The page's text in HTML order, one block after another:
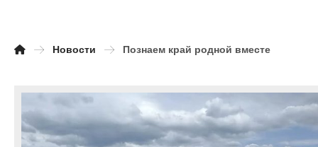
Новости Познаем край родной вместе